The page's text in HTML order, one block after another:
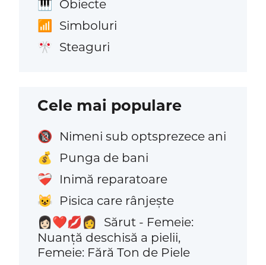
🎹 Obiecte
📶 Simboluri
🎌 Steaguri
Cele mai populare
🔞 Nimeni sub optsprezece ani
💰 Punga de bani
❤️‍🩹 Inimă reparatoare
😺 Pisica care rânjește
👩🏻‍❤️‍💋‍👩
Sărut - Femeie:
Nuanță deschisă a pielii,
Femeie: Fără Ton de Piele